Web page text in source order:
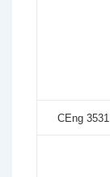
CEng 3531